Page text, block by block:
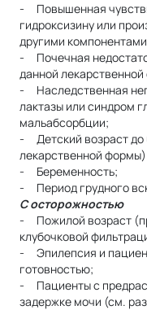
- Повышенная
гидроксизину или
другими
- Почечная
данной
- Наследственная
лактазы или синдром
мальабсорбции;
- Детский возраст до
лекарственной
- Беременность;
- Период грудного
С осторожностью
- Пожилой возраст
клубочковой
- Эпилепсия и
готовностью;
- Пациенты с
задержке мочи (см.